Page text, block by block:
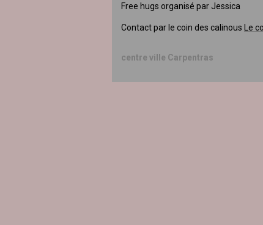
Free hugs organisé par Jessica
Contact par le coin des calinous Le
centre ville Carpentras